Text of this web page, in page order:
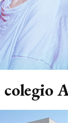
colegio